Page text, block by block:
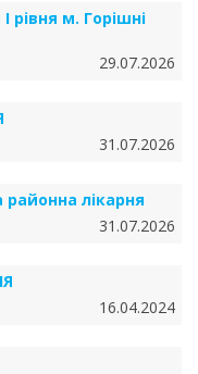
рівня м. Горішні
29.07.2026
31.07.2026
лікарня
31.07.2026
16.04.2024